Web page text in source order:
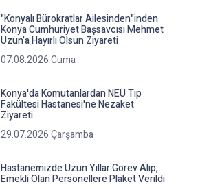
"Konyalı Bürokratlar Ailesinden"inden
Konya Cumhuriyet Başsavcısı Mehmet
Uzun’a Hayırlı Olsun Ziyareti
07.08.2026 Cuma
Konya'da Komutanlardan NEÜ Tıp
Fakültesi Hastanesi'ne Nezaket
Ziyareti
29.07.2026 Çarşamba
Hastanemizde Uzun Yıllar Görev Alıp,
Emekli Olan Personellere Plaket Verildi